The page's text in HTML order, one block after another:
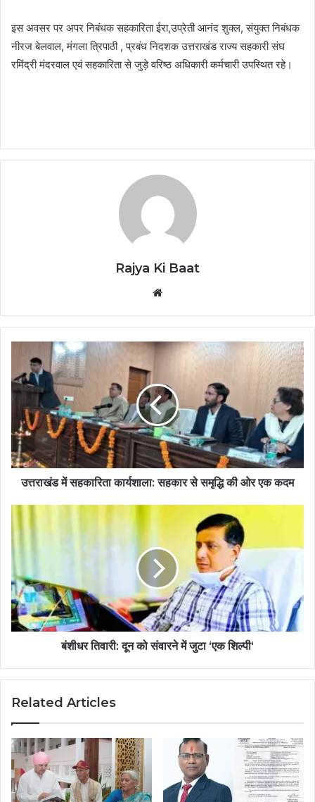
इस अवसर पर अपर निबंधक सहकारिता ईरा,उप्रेती आनंद शुक्ल, संयुक्त निबंधक
नीरज बेलवाल, मंगला त्रिपाठी , प्रबंध निदशक उत्तराखंड राज्य सहकारी संघ
रमिंद्री मंदरवाल एवं सहकारिता से जुड़े वरिष्ठ अधिकारी कर्मचारी उपस्थित रहे।
Rajya Ki Baat
उत्तराखंड में सहकारिता कार्यशाला: सहकार से समृद्धि की ओर एक कदम
बंशीधर तिवारी: दून को संवारने में जुटा ‘एक शिल्पी‘
Related Articles